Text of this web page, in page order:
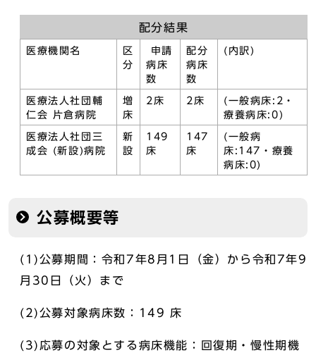
配分結果
医療機関名
区
分
申請
病床
数
配分
病床
数
(内訳)
医療法人社団輔
仁会 片倉病院
増
床
2床 2床
(一般病床:2・
療養病床:0)
医療法人社団三
成会 (新設)病院
新
設
149
床
147
床
(一般病
床:147・療養
病床:0)
公募概要等
(1)公募期間：令和7年8月1日（金）から令和7年9
月30日（火）まで
(2)公募対象病床数：149 床
(3)応募の対象とする病床機能：回復期・慢性期機